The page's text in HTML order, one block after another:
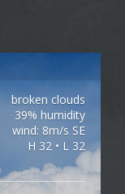
broken clouds
39% humidity
wind: 8m/s SE
H 32 • L 32